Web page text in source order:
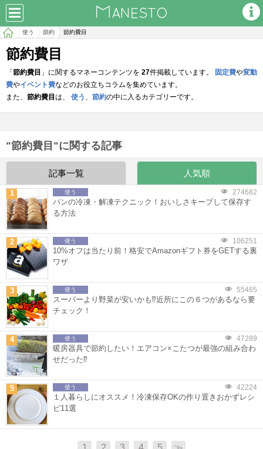
使う 節約 節約費目
節約費目
「 節約費目 」に関するマネーコンテンツを 27件掲載しています。 固定費や変動
費やイベント費などのお役立ちコラムを集めています。
また、 節約費目 は、 使う 、 節約の中に入るカテゴリーです。
"節約費目"に関する記事
記事一覧 人気順
1 使う 274682
パンの冷凍・解凍テクニック！おいしさキープして保存す
る方法
2 使う 106251
10%オフは当たり前！格安でAmazonギフト券をGETする裏
ワザ
3 使う 55465
スーパーより野菜が安いかも⁉近所にこの６つがあるなら要
チェック！
4 使う 47289
暖房器具で節約したい！エアコン×こたつが最強の組み合わ
せだった⁉
5 使う 42224
１人暮らしにオススメ！冷凍保存OKの作り置きおかずレシ
ピ11選